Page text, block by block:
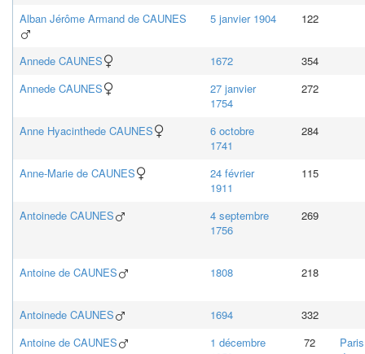
Alban Jérôme Armand de CAUNES 5 janvier 1904 122
Annede CAUNES 1672
354
Annede CAUNES
27 janvier
1754
272
Anne Hyacinthede CAUNES
6 octobre
1741
284
Anne-Marie de CAUNES
24 février
1911
115
Antoinede CAUNES
4 septembre
1756
269
Antoine de CAUNES 1808 218
Antoinede CAUNES 1694
332
Antoine de CAUNES
1 décembre
72